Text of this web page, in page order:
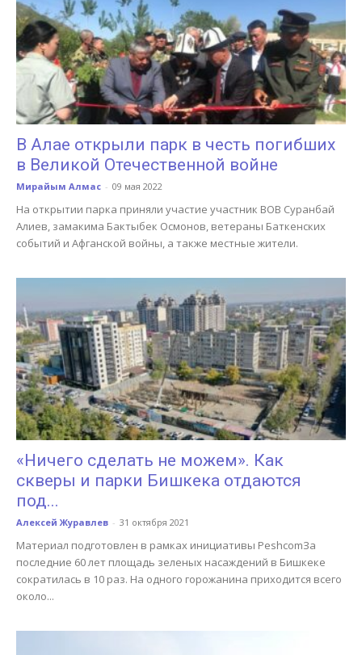
В Алае открыли парк в честь погибших
в Великой Отечественной войне
Мирайым Алмас - 09 мая 2022
На открытии парка приняли участие участник ВОВ Суранбай
Алиев, замакима Бактыбек Осмонов, ветераны Баткенских
событий и Афганской войны, а также местные жители.
«Ничего сделать не можем». Как
скверы и парки Бишкека отдаются
под...
Алексей Журавлев - 31 октября 2021
Материал подготовлен в рамках инициативы PeshcomЗа
последние 60 лет площадь зеленых насаждений в Бишкеке
сократилась в 10 раз. На одного горожанина приходится всего
около...